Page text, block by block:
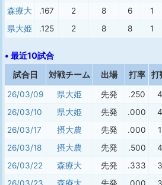
森療大 .167 2 8 6 1
県大姫
.125 2 8 8 1
• 最近10試合
試合日 対戦チーム 出場 打率 打
26/03/09 県大姫 先発 .250 4
26/03/10
県大姫 先発 .000 4
26/03/17
摂大農 先発 .000 1
26/03/18
摂大農 先発 .500 4
26/03/22
森療大 先発 .333 3